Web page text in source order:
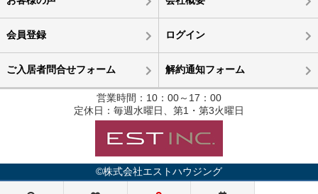
会員登録 ログイン
ご入居者問合せフォーム 解約通知フォーム
営業時間：10：00～17：00
定休日：毎週水曜日、第1・第3火曜日
©株式会社エストハウジング